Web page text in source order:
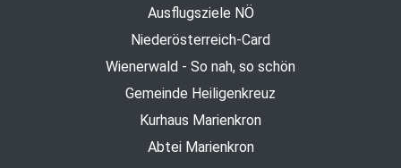
Ausflugsziele NÖ
Niederösterreich-Card
Wienerwald - So nah, so schön
Gemeinde Heiligenkreuz
Kurhaus Marienkron
Abtei Marienkron